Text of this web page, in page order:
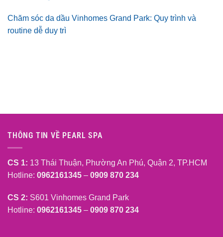
Chăm sóc da dầu Vinhomes Grand Park: Quy trình và
routine dễ duy trì
THÔNG TIN VỀ PEARL SPA
CS 1: 13 Thái Thuận, Phường An Phú, Quận 2, TP.HCM
Hotline: 0962161345 – 0909 870 234
CS 2: S601 Vinhomes Grand Park
Hotline: 0962161345 – 0909 870 234